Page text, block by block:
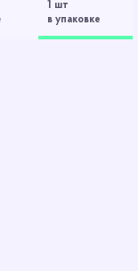
1 шт
в упаковке